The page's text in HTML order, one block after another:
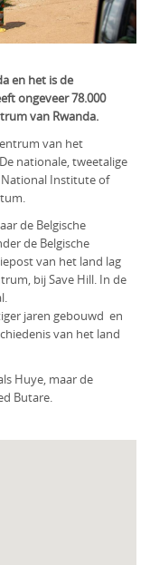
en het is de
ongeveer 78.000
van Rwanda.
van het
nationale, tweetalige
National Institute of
de Belgische
de Belgische
van het land lag
bij Save Hill. In de
jaren gebouwd en
van het land
Huye, maar de
Butare.